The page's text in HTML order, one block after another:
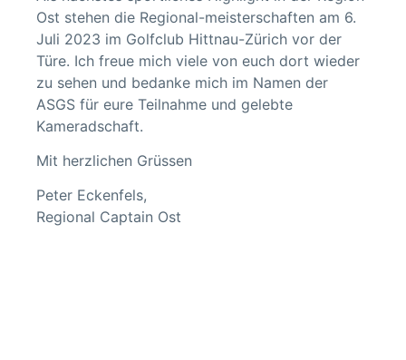
Ost stehen die Regional-meisterschaften am 6.
Juli 2023 im Golfclub Hittnau-Zürich vor der
Türe. Ich freue mich viele von euch dort wieder
zu sehen und bedanke mich im Namen der
ASGS für eure Teilnahme und gelebte
Kameradschaft.
Mit herzlichen Grüssen
Peter Eckenfels,
Regional Captain Ost